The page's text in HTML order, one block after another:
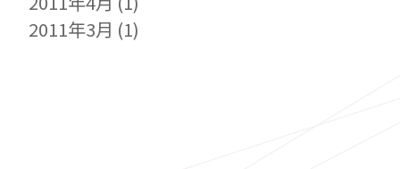
2011年3月 (1)